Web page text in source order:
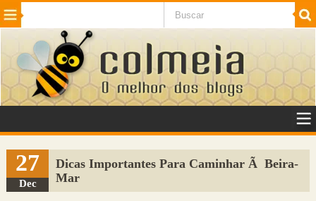
Beleza Cinema e TV
Internet Jogos NotÃ­cias SaÃºde
VeÃ­culos Adulto
Sugerir Link
Adicionar Blog
27
Dec
Dicas Importantes Para Caminhar Ã Beira-
Mar